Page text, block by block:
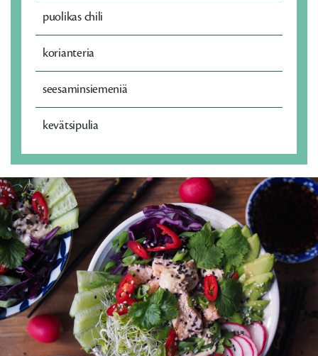
puolikas chili
korianteria
seesaminsiemeniä
kevätsipulia